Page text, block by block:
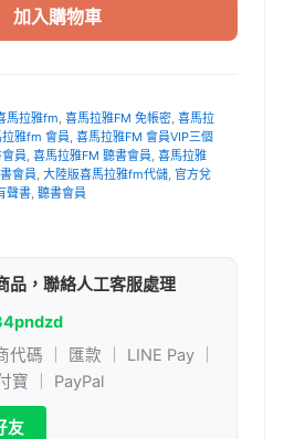
加入購物車
馬拉雅fm 喜馬拉雅FM 免帳密 喜馬拉
雅fm 會員 喜馬拉雅FM 會員VIP三個
員 喜馬拉雅FM 聽書會員 喜馬拉雅
會員 大陸版喜馬拉雅fm代儲 官方兌
聲書 聽書會員
品，聯絡人工客服處理
代碼 ｜ 匯款 ｜ LINE Pay ｜
寶 ｜ PayPal
友